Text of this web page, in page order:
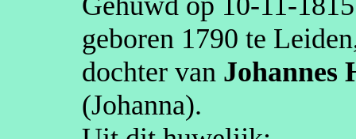
geboren 1790 te Leiden
dochter van Johannes
(Johanna).